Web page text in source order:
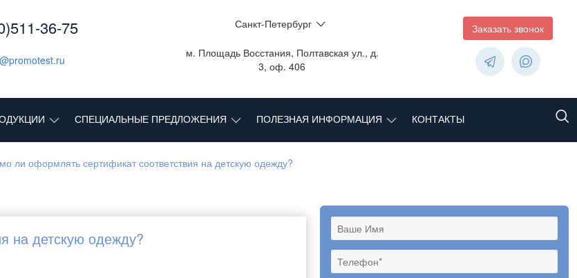
36-75 Санкт-Петербург
м. Площадь Восстания, Полтавская ул., д.
3, оф. 406
Заказать звонок
СПЕЦИАЛЬНЫЕ ПРЕДЛОЖЕНИЯ ПОЛЕЗНАЯ ИНФОРМАЦИЯ КОНТАКТЫ
ли оформлять сертификат соответствия на детскую одежду?
на детскую одежду?